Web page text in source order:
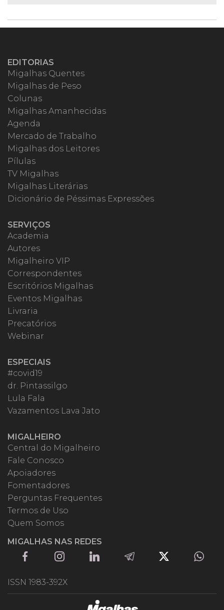
EDITORIAS
Migalhas Quentes
Migalhas de Peso
Colunas
Migalhas Amanhecidas
Agenda
Mercado de Trabalho
Migalhas dos Leitores
Pílulas
TV Migalhas
Migalhas Literárias
Dicionário de Péssimas Expressões
SERVIÇOS
Academia
Autores
Migalheiro VIP
Correspondentes
Escritórios Migalhas
Eventos Migalhas
Livraria
Precatórios
Webinar
ESPECIAIS
#covid19
dr. Pintassilgo
Lula Fala
Vazamentos Lava Jato
MIGALHEIRO
Central do Migalheiro
Fale Conosco
Apoiadores
Fomentadores
Perguntas Frequentes
Termos de Uso
Quem Somos
MIGALHAS NAS REDES
ISSN 1983-392X